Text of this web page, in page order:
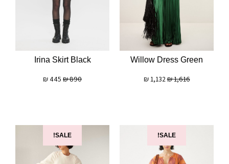
Willow Dress Green
1,616
₪
1,132
₪
Irina Skirt Black
890
₪
445
₪
SALE!
SALE!